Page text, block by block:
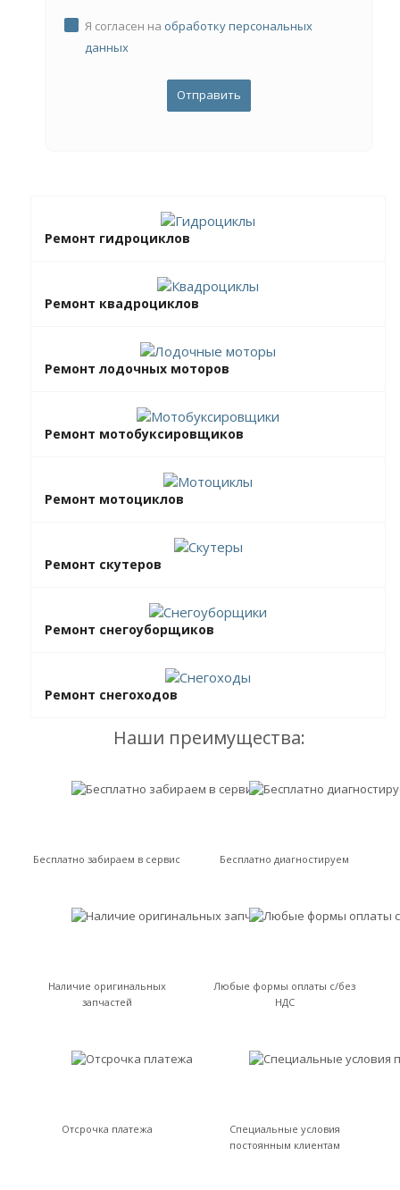
Я согласен на обработку персональных
данных
Ремонт гидроциклов
Ремонт квадроциклов
Ремонт лодочных моторов
Ремонт мотобуксировщиков
Ремонт мотоциклов
Ремонт скутеров
Ремонт снегоуборщиков
Ремонт снегоходов
Наши преимущества:
Бесплатно забираем в сервис Бесплатно диагностируем
Наличие оригинальных
запчастей
Любые формы оплаты с/без
НДС
Отсрочка платежа
Специальные условия
постоянным клиентам